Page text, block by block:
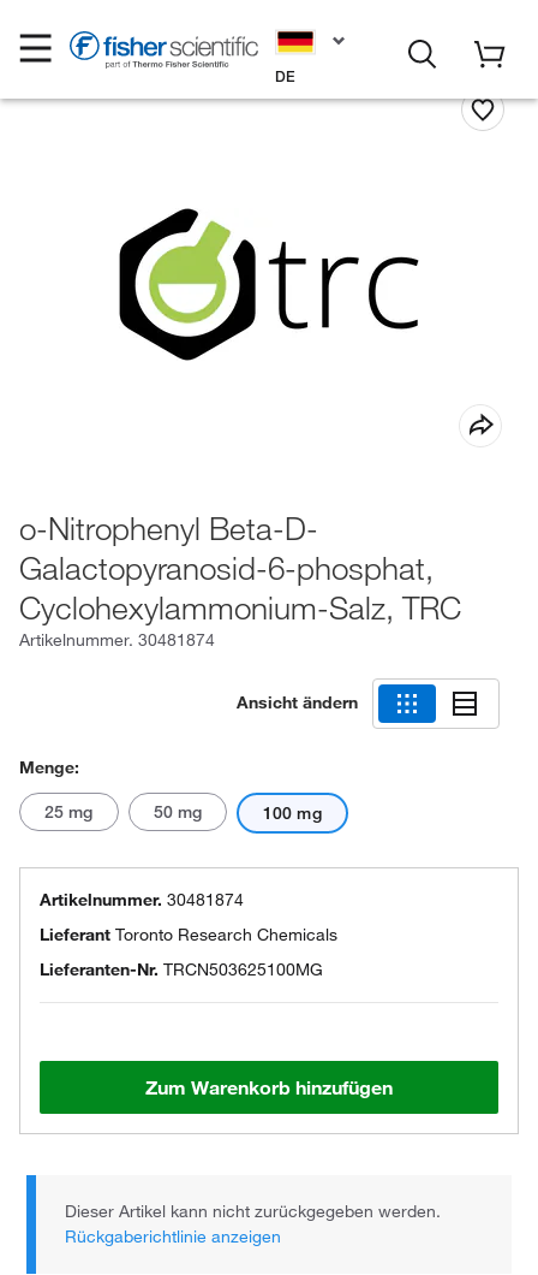
DE
o-Nitrophenyl Beta-D-
Galactopyranosid-6-phosphat,
Cyclohexylammonium-Salz, TRC
Artikelnummer. 30481874
Ansicht ändern
Menge:
25 mg 50 mg 100 mg
Artikelnummer. 30481874
Lieferant Toronto Research Chemicals
Lieferanten-Nr. TRCN503625100MG
Zum Warenkorb hinzufügen
Dieser Artikel kann nicht zurückgegeben werden.
Rückgaberichtlinie anzeigen